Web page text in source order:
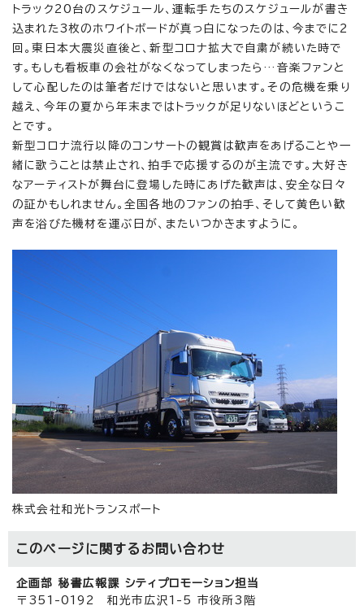
トラック20台のスケジュール、運転手たちのスケジュールが書き
込まれた3枚のホワイトボードが真っ白になったのは、今までに2
回。東日本大震災直後と、新型コロナ拡大で自粛が続いた時で
す。もしも看板車の会社がなくなってしまったら…音楽ファンと
して心配したのは筆者だけではないと思います。その危機を乗り
越え、今年の夏から年末まではトラックが足りないほどというこ
とです。
新型コロナ流行以降のコンサートの観賞は歓声をあげることや一
緒に歌うことは禁止され、拍手で応援するのが主流です。大好き
なアーティストが舞台に登場した時にあげた歓声は、安全な日々
の証かもしれません。全国各地のファンの拍手、そして黄色い歓
声を浴びた機材を運ぶ日が、またいつかきますように。
株式会社和光トランスポート
このページに関する お問い合わせ
企画部 秘書広報課 シティプロモーション担当
〒351-0192 和光市広沢1-5 市役所3階